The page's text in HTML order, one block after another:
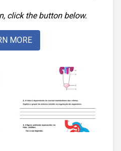
click the button below.
MORE